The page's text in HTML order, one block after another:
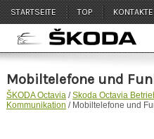
STARTSEITE TOP KONTAKTE
Mobiltelefone und
ŠKODA Octavia/Skoda Octavia
Kommunikation / Mobiltelefone und